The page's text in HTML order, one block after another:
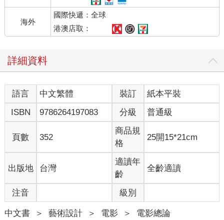
寓的窗戶都噴黑，繼續寫作，還不時文思泉湧。某天，在連續創
作十四小時後，他寫了六集三十分鐘的電視試播節目。
一集也沒賣掉。
他本來可以就此放棄，跟大多數人一樣。然而，史特龍是個鬥
士，所以又開始寫作。接下來這一部，他稱之為「粗俗、骯髒、
臭酸的街頭故事」，聚焦在「一個被壞人包圍的好人」。這是另
一個鬥士的故事。他叫做洛基．巴波亞。
艾文．溫克勒（Irwin Winkler）是好萊塢的製片，他是個大忙人，
沒有時間理會剛剛走進辦公室這個壯碩的老粗。「那是一次尷尬
的會議，我不停瞄著手錶，心想還要多久才能叫他離開，」溫克
勒回憶道：「我們很不想見他。又不是有電影要選角，他也沒什
談話斷斷續續，這位渴望成為演員的青年並沒有給人留下太深刻
的印象。他目前為止最有名的電影《狂野少年》，溫克勒和他的
搭檔查托夫（Robert Chartoff）都沒有時間看。會議終於結束，客
人一臉鬱悶走向門口。然後，史特龍停下腳步，轉身脫口而出：
海外
國際快遞：全球
港澳店取：
詳細資料
語言 中文繁體 裝訂
紙本平裝
ISBN
9786264197083 分級 普通級
頁數 352
商品規
格
25開15*21cm
出版地 台灣
適讀年
齡
全齡適讀
注音 級別
中文書 ＞ 藝術設計 ＞ 電影 ＞ 電影總論